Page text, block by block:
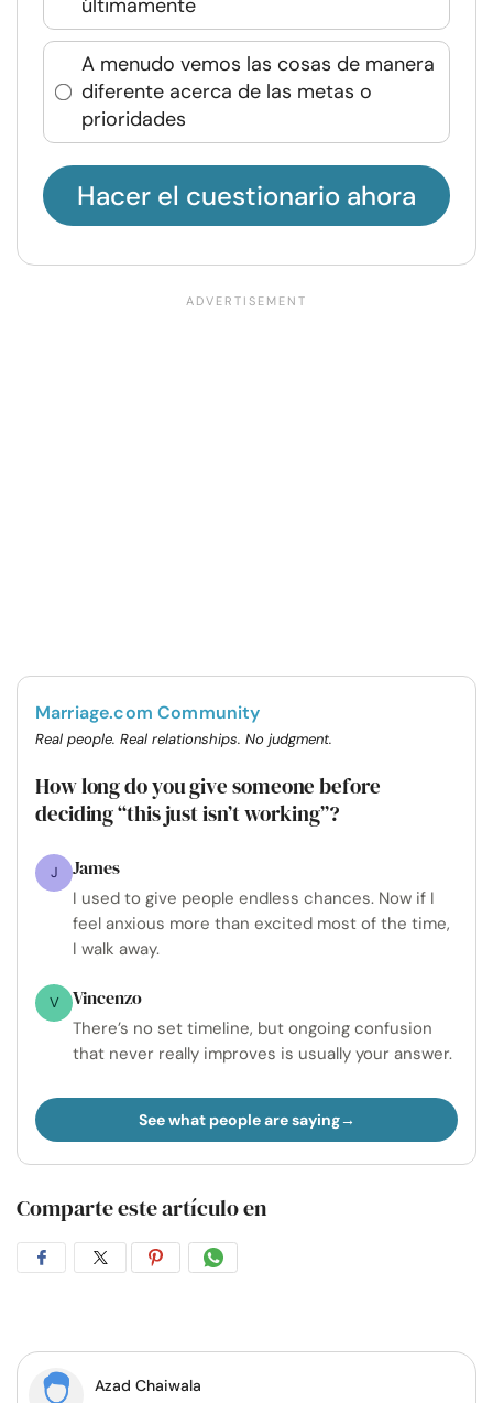
últimamente
A menudo vemos las cosas de manera
diferente acerca de las metas o
prioridades
Hacer el cuestionario ahora
Marriage.com Community
Real people. Real relationships. No judgment.
How long do you give someone before
deciding “this just isn’t working”?
J James
I used to give people endless chances. Now if I
feel anxious more than excited most of the time,
I walk away.
V Vincenzo
There’s no set timeline, but ongoing confusion
that never really improves is usually your answer.
See what people are saying
Comparte este artículo en
CompartirCompartirCompartirCompartir
Azad Chaiwala